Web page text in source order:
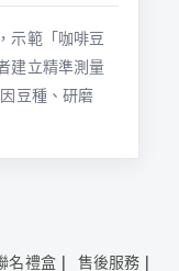
示範「咖啡豆
建立精準測量
豆種、研磨
名禮盒 售後服務